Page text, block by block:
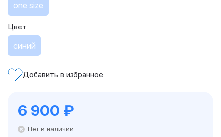
one size
Цвет
синий
Добавить в избранное
6 900 ₽
Нет в наличии